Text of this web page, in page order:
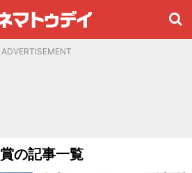
ADVERTISEMENT
の記事一覧